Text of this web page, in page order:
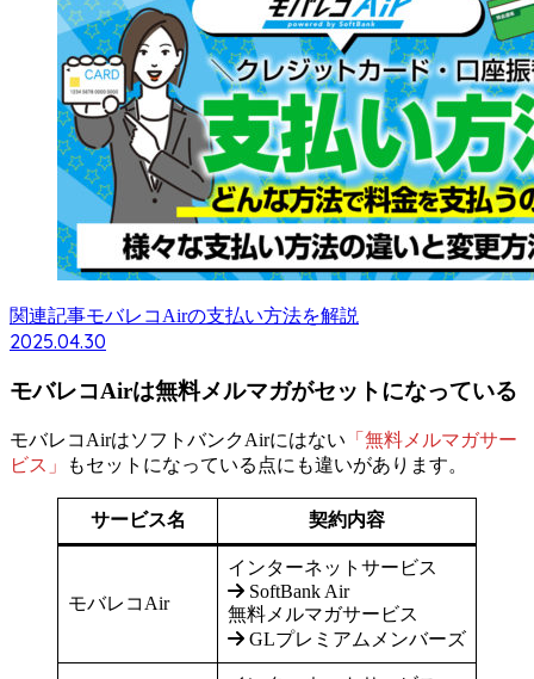
関連記事モバレコAirの支払い方法を解説
2025.04.30
モバレコAirは無料メルマガがセットになっている
モバレコAirはソフトバンクAirにはない 「無料メルマガサー
ビス」
もセットになっている点にも違いがあります。
サービス名 契約内容
モバレコAir
インターネットサービス
SoftBank Air
無料メルマガサービス
GLプレミアムメンバーズ